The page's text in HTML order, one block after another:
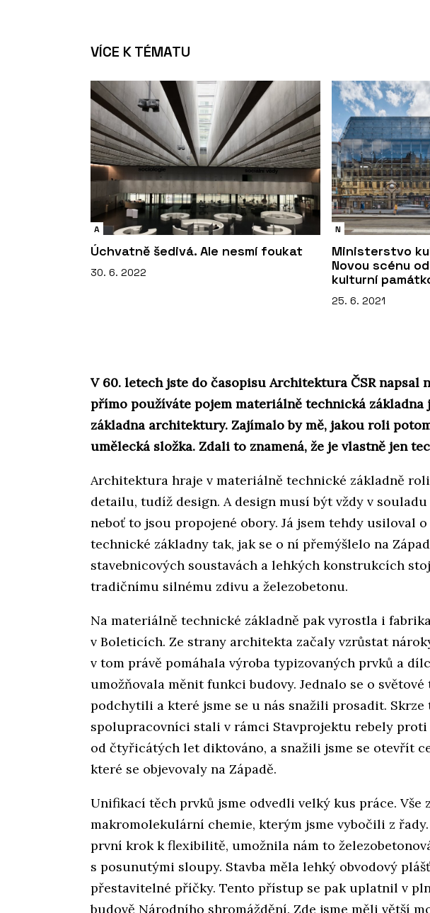
VÍCE K TÉMATU
A
Úchvatně šedivá. Ale nesmí foukat
30. 6. 2022
N
Ministerstvo
Novou scénu
kulturní
25. 6. 2021
V 60. letech jste do časopisu Architektura ČSR napsal
přímo používáte pojem materiálně technická základna
základna architektury. Zajímalo by mě, jakou roli
umělecká složka. Zdali to znamená, že je vlastně jen
Architektura hraje v materiálně technické základně
detailu, tudíž design. A design musí být vždy v
neboť to jsou propojené obory. Já jsem tehdy usiloval
technické základny tak, jak se o ní přemýšlelo na
stavebnicových soustavách a lehkých konstrukcích
tradičnímu silnému zdivu a železobetonu.
Na materiálně technické základně pak vyrostla i
v Boleticích. Ze strany architekta začaly vzrůstat
v tom právě pomáhala výroba typizovaných prvků a
umožňovala měnit funkci budovy. Jednalo se o světové
podchytili a které jsme se u nás snažili prosadit. Skrze
spolupracovníci stali v rámci Stavprojektu rebely proti
od čtyřicátých let diktováno, a snažili jsme se otevřít
které se objevovaly na Západě.
Unifikací těch prvků jsme odvedli velký kus práce. Vše
makromolekulární chemie, kterým jsme vybočili z
první krok k flexibilitě, umožnila nám to
s posunutými sloupy. Stavba měla lehký obvodový
přestavitelné příčky. Tento přístup se pak uplatnil v
budově Národního shromáždění. Zde jsme měli větší